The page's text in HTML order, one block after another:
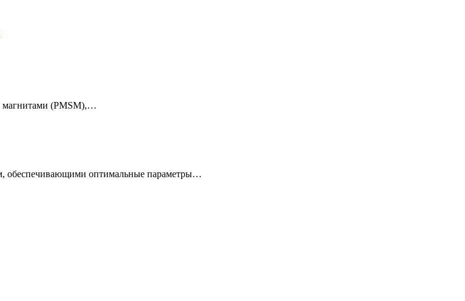
магнитами (PMSM),…
обеспечивающими оптимальные параметры…